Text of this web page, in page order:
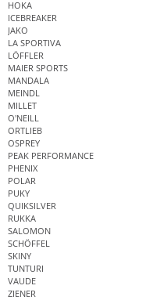
HOKA
ICEBREAKER
JAKO
LA SPORTIVA
LÖFFLER
MAIER SPORTS
MANDALA
MEINDL
MILLET
O'NEILL
ORTLIEB
OSPREY
PEAK PERFORMANCE
PHENIX
POLAR
PUKY
QUIKSILVER
RUKKA
SALOMON
SCHÖFFEL
SKINY
TUNTURI
VAUDE
ZIENER